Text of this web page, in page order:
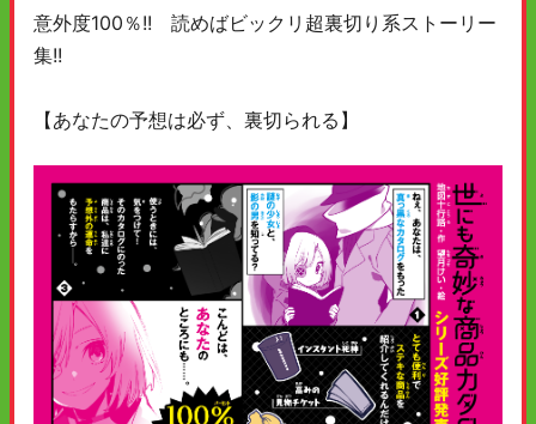
意外度100％!! 読めばビックリ超裏切り系ストーリー
集!!
【あなたの予想は必ず、裏切られる】